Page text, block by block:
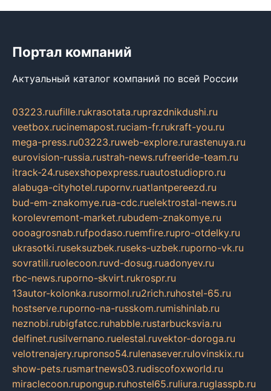
Портал компаний
Актуальный каталог компаний по всей России
03223.ruufille.rukrasotata.ruprazdnikdushi.ru
veetbox.rucinemapost.ruciam-fr.rukraft-you.ru
mega-press.ru03223.ruweb-explore.rurastenuya.ru
eurovision-russia.rustrah-news.rufreeride-team.ru
itrack-24.rusexshopexpress.ruautostudiopro.ru
alabuga-cityhotel.rupornv.ruatlantpereezd.ru
bud-em-znakomye.rua-cdc.ruelektrostal-news.ru
korolevremont-market.rubudem-znakomye.ru
oooagrosnab.rufpodaso.ruemfire.rupro-otdelky.ru
ukrasotki.ruseksuzbek.ruseks-uzbek.ruporno-vk.ru
sovratili.ruolecoon.ruvd-dosug.ruadonyev.ru
rbc-news.ruporno-skvirt.rukrospr.ru
13autor-kolonka.rusormol.ru2rich.ruhostel-65.ru
hostserve.ruporno-na-russkom.rumishinlab.ru
neznobi.rubigfatcc.ruhabble.rustarbucksvia.ru
delfinet.rusilvernano.ruelestal.ruvektor-doroga.ru
velotrenajery.rupronso54.rulenasever.rulovinskix.ru
show-pets.rusmartnews03.rudiscofoxworld.ru
miraclecoon.rupongup.ruhostel65.ruliura.ruglasspb.ru